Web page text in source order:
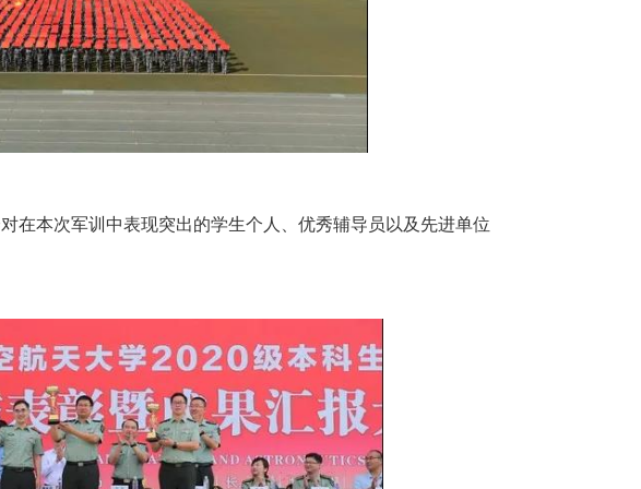
在本次军训中表现突出的学生个人、优秀辅导员以及先进单位